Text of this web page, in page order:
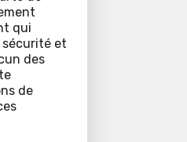
qui
sécurité et
des
de